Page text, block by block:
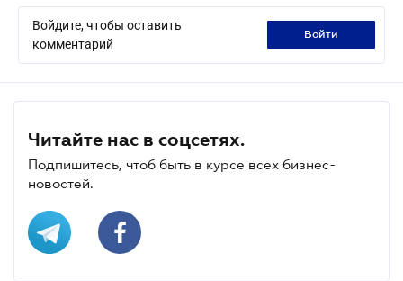
Войдите, чтобы оставить
комментарий
войти
Читайте нас в соцсетях.
Подпишитесь, чтоб быть в курсе всех бизнес-
новостей.